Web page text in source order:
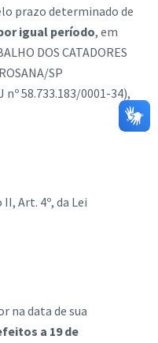
prazo determinado de
igual período, em
DOS CATADORES
SP
nº 58.733.183/0001-34),
Art. 4º, da Lei
data de sua
a 19 de